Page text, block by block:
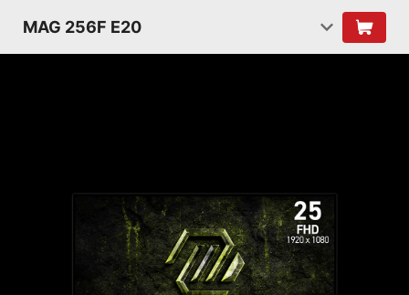
MAG 256F E20